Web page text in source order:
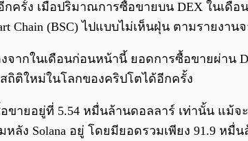
ครั้ง เมื่อปริมาณการซื้อขายบน DEX ในเดือ
Chain (BSC) ไปแบบไม่เห็นฝุ่น ตามรายงาน
จากในเดือนก่อนหน้านี้ ยอดการซื้อขายผ่าน
สถิติใหม่ในโลกของคริปโตได้อีกครั้ง
ายอยู่ที่ 5.54 หมื่นล้านดอลลาร์ เท่านั้น แม้จะ
ลัง Solana อยู่ โดยมียอดรวมเพียง 91.9 หมื่